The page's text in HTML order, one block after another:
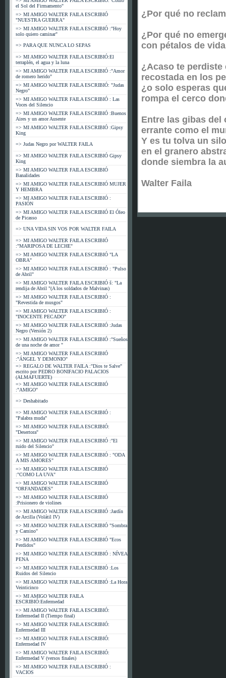
el Sol del Firmamento"
=> MI AMIGO WALTER FAILA ESCRIBIÓ
"NUESTRA GUERRA"
=> MI AMIGO WALTER FAILA ESCRIBIÓ :"Hoy
solo quiero caminar"
=> PARA QUE NUNCA LO SEPAS
=> MI AMIGO WALTER FAILA ESCRIBIÓ:El
terraplén, el agua y la luna
=> MI AMIGO WALTER FAILA ESCRIBIÓ :"Amor
de romero herido"
=> MI AMIGO WALTER FAILA ESCRIBIÓ: "Judas
Negro"
=> MI AMIGO WALTER FAILA ESCRIBIÓ : Las
Voces del Silencio
=> MI AMIGO WALTER FAILA ESCRIBIÓ :Buenos
Aires y un amor Ausente
=> MI AMIGO WALTER FAILA ESCRIBIÓ :Gipsy
King
=> Judas Negro por WALTER FAILA
=> MI AMIGO WALTER FAILA ESCRIBIÓ Gipsy
King
=> MI AMIGO WALTER FAILA ESCRIBIÓ
Banalidades
=> MI AMIGO WALTER FAILA ESCRIBIÓ MUJER
Y HEMBRA
=> MI AMIGO WALTER FAILA ESCRIBIÓ :
PASIÓN
=> MI AMIGO WALTER FAILA ESCRIBIÓ El Óleo
de Picasso
=> UNA VIDA SIN VOS POR WALTER FAILA
=> MI AMIGO WALTER FAILA ESCRIBIÓ
:"MARIPOSA DE LECHE"
=> MI AMIGO WALTER FAILA ESCRIBIÓ "LA
OBRA"
=> MI AMIGO WALTER FAILA ESCRIBIÓ : "Pulso
de Abril"
=> MI AMIGO WALTER FAILA ESCRIBIÓ š: "La
rendija de Abril "(A los soldados de Malvinas)
=> MI AMIGO WALTER FAILA ESCRIBIÓ :
"Revestida de musgos"
=> MI AMIGO WALTER FAILA ESCRIBIÓ :
"INOCENTE PECADO"
=> MI AMIGO WALTER FAILA ESCRIBIÓ :Judas
Negro (Versión 2)
=> MI AMIGO WALTER FAILA ESCRIBIÓ :"Sueños
de una noche de amor "
=> MI AMIGO WALTER FAILA ESCRIBIÓ
:"ÁNGEL Y DEMONIO"
=> REGALO DE WALTER FAILA :"Dios te Salve"
escrito por PEDRO BONIFACIO PALACIOS
(ALMAFUERTE)
=> MI AMIGO WALTER FAILA ESCRIBIÓ
:"AMIGO"
=> Deshabitado
=> MI AMIGO WALTER FAILA ESCRIBIÓ :
"Palabra muda"
=> MI AMIGO WALTER FAILA ESCRIBIÓ:
"Desertora"
=> MI AMIGO WALTER FAILA ESCRIBIÓ :"El
ruido del Silencio"
=> MI AMIGO WALTER FAILA ESCRIBIÓ : "ODA
A MIS AMORES"
=> MI AMIGO WALTER FAILA ESCRIBIÓ
:"COMO LA UVA"
=> MI AMIGO WALTER FAILA ESCRIBIÓ
"ORFANDADES"
=> MI AMIGO WALTER FAILA ESCRIBIÓ
:Prisionero de violines
=> MI AMIGO WALTER FAILA ESCRIBIÓ :Jardín
de Arcilla (Volátil IV)
=> MI AMIGO WALTER FAILA ESCRIBIÓ "Sombra
y Camino"
=> MI AMIGO WALTER FAILA ESCRIBIÓ "Ecos
Perdidos"
=> MI AMIGO WALTER FAILA ESCRIBIÓ : NÍVEA
PENA
=> MI AMIGO WALTER FAILA ESCRIBIÓ :Los
Ruidos del Silencio
=> MI AMIGO WALTER FAILA ESCRIBIÓ :La Hora
Veinticinco
=> MI AMIGO WALTER FAILA
ESCRIBIÓ:Enfermedad
=> MI AMIGO WALTER FAILA ESCRIBIÓ:
Enfermedad II (Tiempo final)
=> MI AMIGO WALTER FAILA ESCRIBIÓ:
Enfermedad III
=> MI AMIGO WALTER FAILA ESCRIBIÓ:
Enfermedad IV
=> MI AMIGO WALTER FAILA ESCRIBIÓ:
Enfermedad V (versos finales)
=> MI AMIGO WALTER FAILA ESCRIBIÓ :
VACIOS
¿Por qué no
¿Por qué no
con pétalos de
¿Acaso te perdiste
recostada en los
¿o solo esperas
rompa el cerco
Entre las gibas del
errante como el
Y es tu tolva un
en el granero
donde siembra la
Walter Faila